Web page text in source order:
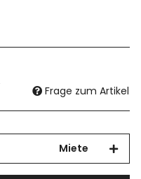
Frage zum Artikel
Miete